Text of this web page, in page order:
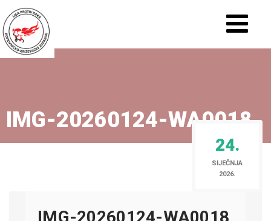
IMG-20260124-WA0018
24.
SIJEČNJA
2026.